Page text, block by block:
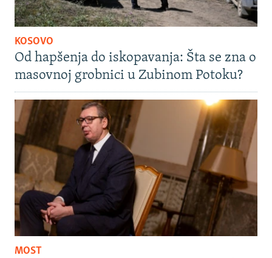
KOSOVO
Od hapšenja do iskopavanja: Šta se zna o
masovnoj grobnici u Zubinom Potoku?
MOST